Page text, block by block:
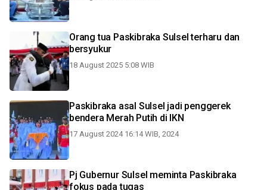
Orang tua Paskibraka Sulsel terharu dan
bersyukur
18 August 2025 5:08 WIB
Paskibraka asal Sulsel jadi penggerek
bendera Merah Putih di IKN
17 August 2024 16:14 WIB, 2024
Pj Gubernur Sulsel meminta Paskibraka
fokus pada tugas